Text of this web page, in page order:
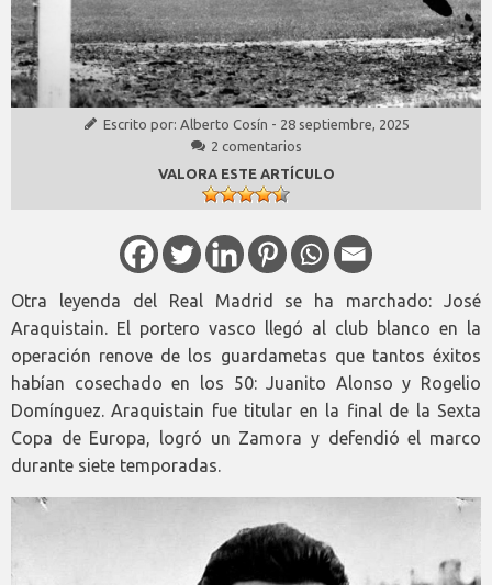
Escrito por: Alberto Cosín - 28 septiembre, 2025
2 comentarios
VALORA ESTE ARTÍCULO
Otra leyenda del Real Madrid se ha marchado: José
Araquistain. El portero vasco llegó al club blanco en la
operación renove de los guardametas que tantos éxitos
habían cosechado en los 50: Juanito Alonso y Rogelio
Domínguez. Araquistain fue titular en la final de la Sexta
Copa de Europa, logró un Zamora y defendió el marco
durante siete temporadas.